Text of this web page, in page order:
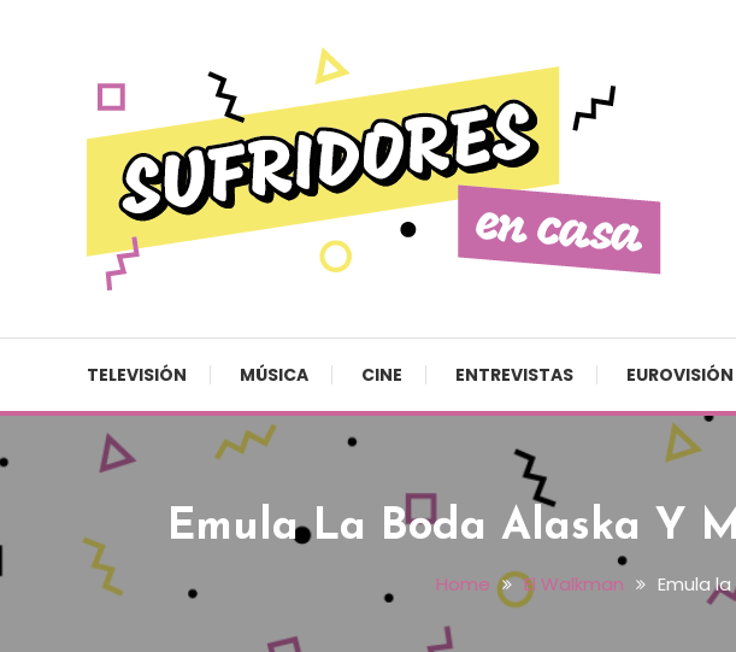
TELEVISIÓN MÚSICA CINE ENTREVISTAS EUROVISIÓN
Emula La Boda Alaska Y
Home El Walkman Emula